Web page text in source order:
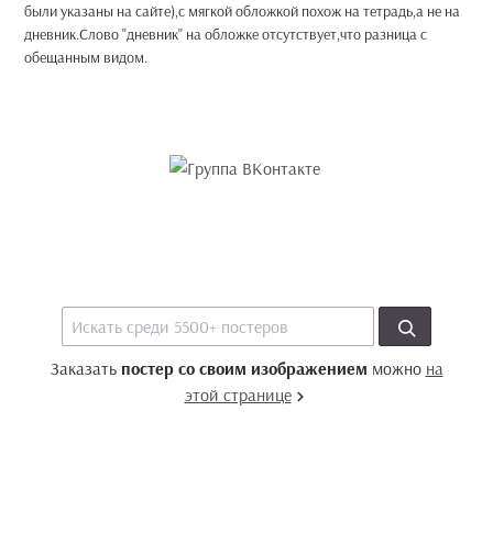
были указаны на сайте),с мягкой обложкой похож на тетрадь,а не на
дневник.Слово "дневник" на обложке отсутствует,что разница с
обещанным видом.
Заказать постер со своим изображением можно на
этой странице